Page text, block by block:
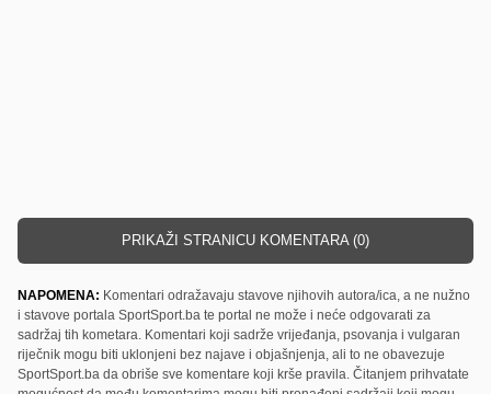
PRIKAŽI STRANICU KOMENTARA (0)
NAPOMENA: Komentari odražavaju stavove njihovih autora/ica, a ne nužno
i stavove portala SportSport.ba te portal ne može i neće odgovarati za
sadržaj tih kometara. Komentari koji sadrže vrijeđanja, psovanja i vulgaran
riječnik mogu biti uklonjeni bez najave i objašnjenja, ali to ne obavezuje
SportSport.ba da obriše sve komentare koji krše pravila. Čitanjem prihvatate